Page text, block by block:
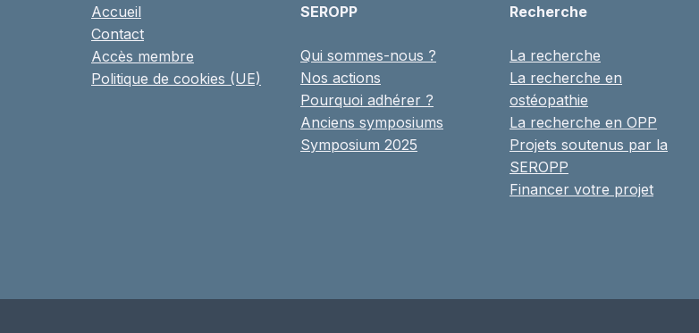
Accueil
Contact
Accès membre
Politique de cookies (UE)
SEROPP
Qui sommes-nous ?
Nos actions
Pourquoi adhérer ?
Anciens symposiums
Symposium 2025
Recherche
La recherche
La recherche en
ostéopathie
La recherche en OPP
Projets soutenus par la
SEROPP
Financer votre projet